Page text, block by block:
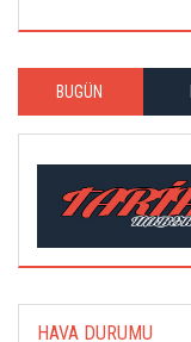
BUGÜN
HAVA DURUMU